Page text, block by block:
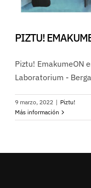
PIZTU!
Piztu! EmakumeON
Laboratorium -
9 marzo, 2022 | Piztu!
Más información